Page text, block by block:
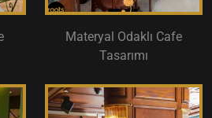
Materyal Odaklı Cafe
Tasarımı